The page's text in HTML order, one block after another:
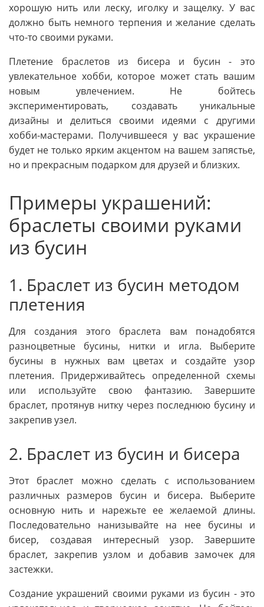
хорошую нить или леску, иголку и защелку. У вас
должно быть немного терпения и желание сделать
что-то своими руками.
Плетение браслетов из бисера и бусин - это
увлекательное хобби, которое может стать вашим
новым увлечением. Не бойтесь
экспериментировать, создавать уникальные
дизайны и делиться своими идеями с другими
хобби-мастерами. Получившееся у вас украшение
будет не только ярким акцентом на вашем запястье,
но и прекрасным подарком для друзей и близких.
Примеры украшений:
браслеты своими руками
из бусин
1. Браслет из бусин методом
плетения
Для создания этого браслета вам понадобятся
разноцветные бусины, нитки и игла. Выберите
бусины в нужных вам цветах и создайте узор
плетения. Придерживайтесь определенной схемы
или используйте свою фантазию. Завершите
браслет, протянув нитку через последнюю бусину и
закрепив узел.
2. Браслет из бусин и бисера
Этот браслет можно сделать с использованием
различных размеров бусин и бисера. Выберите
основную нить и нарежьте ее желаемой длины.
Последовательно нанизывайте на нее бусины и
бисер, создавая интересный узор. Завершите
браслет, закрепив узлом и добавив замочек для
застежки.
Создание украшений своими руками из бусин - это